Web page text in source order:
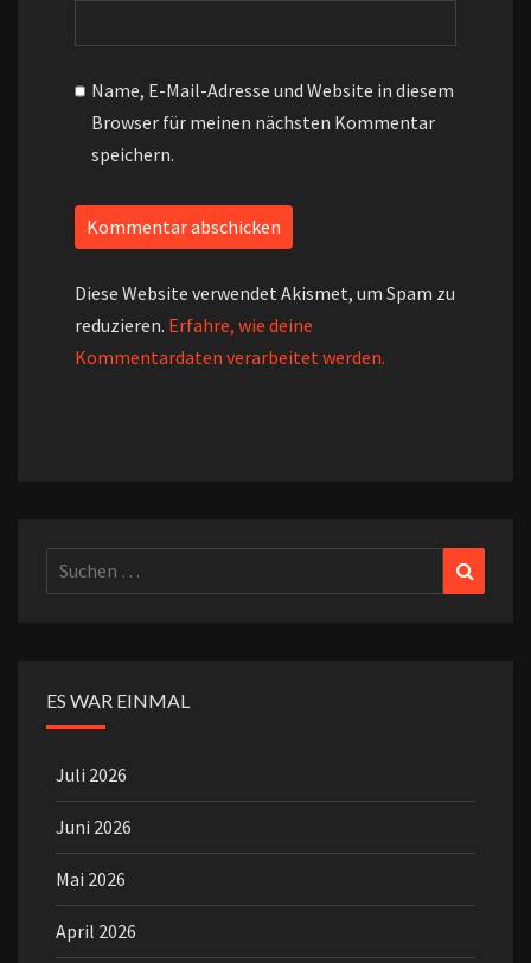
Name, E-Mail-Adresse und Website in diesem
Browser für meinen nächsten Kommentar
speichern.
Diese Website verwendet Akismet, um Spam zu
reduzieren. Erfahre, wie deine
Kommentardaten verarbeitet werden.
Suchen
nach:
ES WAR EINMAL
Juli 2026
Juni 2026
Mai 2026
April 2026